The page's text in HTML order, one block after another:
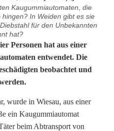
Kaugummiautomaten, die
In Weiden gibt es sie
für den Unbekannten
hat?
Personen hat aus einer
entwendet. Die
beobachtet und
wurde in Wiesau, aus einer
ein Kaugummiautomat
beim Abtransport von